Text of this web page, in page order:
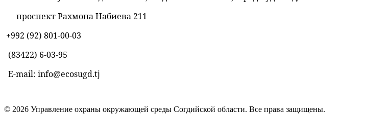
проспект Рахмона Набиева 211
+992 (92) 801-00-03
(83422) 6-03-95
E-mail: info@ecosugd.tj
© 2026 Управление охраны окружающей среды Согдийской области. Все права защищены.